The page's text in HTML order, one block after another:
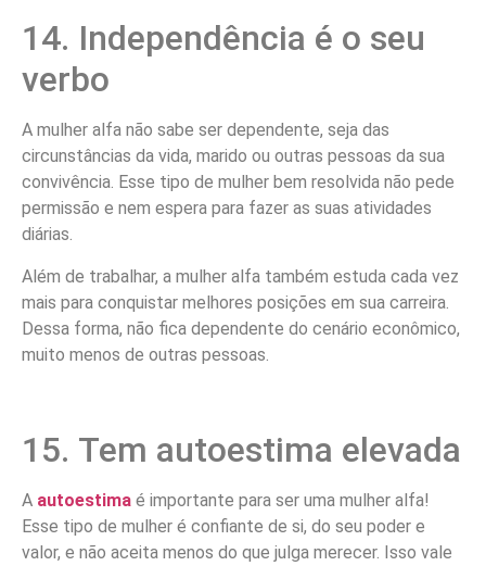
14. Independência é o seu
verbo
A mulher alfa não sabe ser dependente, seja das
circunstâncias da vida, marido ou outras pessoas da sua
convivência. Esse tipo de mulher bem resolvida não pede
permissão e nem espera para fazer as suas atividades
diárias.
Além de trabalhar, a mulher alfa também estuda cada vez
mais para conquistar melhores posições em sua carreira.
Dessa forma, não fica dependente do cenário econômico,
muito menos de outras pessoas.
15. Tem autoestima elevada
A autoestima é importante para ser uma mulher alfa!
Esse tipo de mulher é confiante de si, do seu poder e
valor, e não aceita menos do que julga merecer. Isso vale